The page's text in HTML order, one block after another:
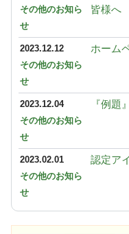
その他のお知ら
せ
皆様へ
2023.12.12
その他のお知ら
せ
ホーム
2023.12.04
その他のお知ら
せ
『例題
2023.02.01
その他のお知ら
せ
認定ア